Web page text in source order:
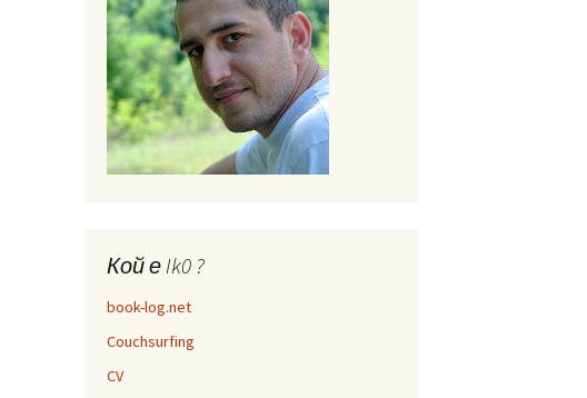
Кой е Ik0 ?
book-log.net
Couchsurfing
CV